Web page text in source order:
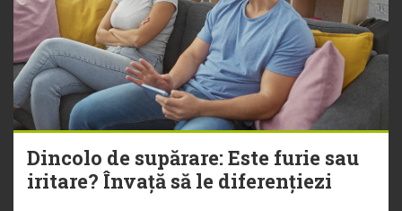
Dincolo de supărare: Este furie sau
iritare? Învață să le diferențiezi